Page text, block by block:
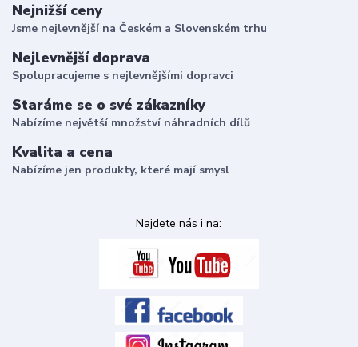
Nejnižší ceny
Jsme nejlevnější na Českém a Slovenském trhu
Nejlevnější doprava
Spolupracujeme s nejlevnějšími dopravci
Staráme se o své zákazníky
Nabízíme největší množství náhradních dílů
Kvalita a cena
Nabízíme jen produkty, které mají smysl
Najdete nás i na: